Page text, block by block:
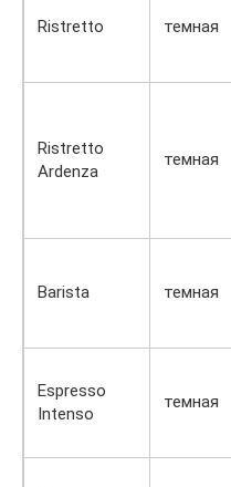
Ristretto темная
Ristretto
Ardenza
темная
Barista темная
Espresso
Intenso
темная